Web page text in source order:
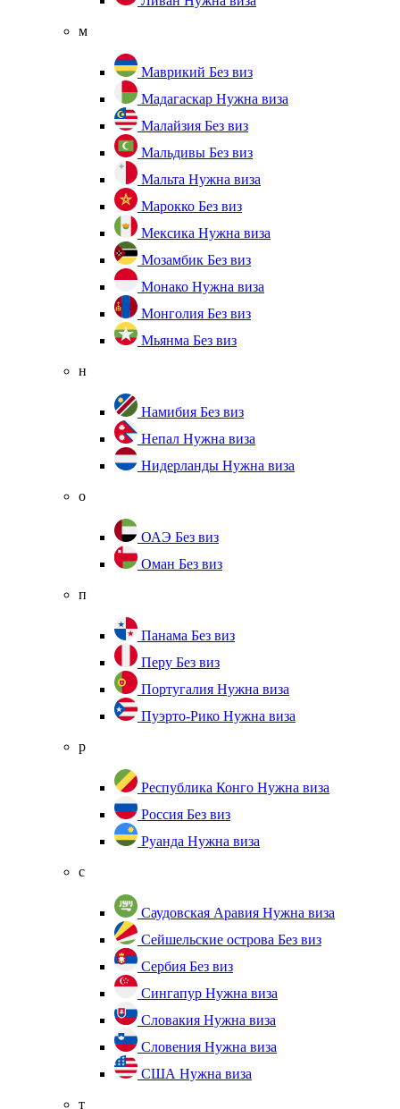
м
Маврикий Без виз
Мадагаскар Нужна виза
Малайзия Без виз
Мальдивы Без виз
Мальта Нужна виза
Марокко Без виз
Мексика Нужна виза
Мозамбик Без виз
Монако Нужна виза
Монголия Без виз
Мьянма Без виз
н
Намибия Без виз
Непал Нужна виза
Нидерланды Нужна виза
о
ОАЭ Без виз
Оман Без виз
п
Панама Без виз
Перу Без виз
Португалия Нужна виза
Пуэрто-Рико Нужна виза
р
Республика Конго Нужна виза
Россия Без виз
Руанда Нужна виза
с
Саудовская Аравия Нужна виза
Сейшельские острова Без виз
Сербия Без виз
Сингапур Нужна виза
Словакия Нужна виза
Словения Нужна виза
США Нужна виза
т